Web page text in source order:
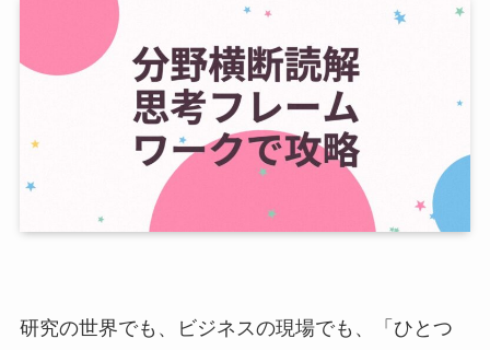
研究の世界でも、ビジネスの現場でも、「ひとつ